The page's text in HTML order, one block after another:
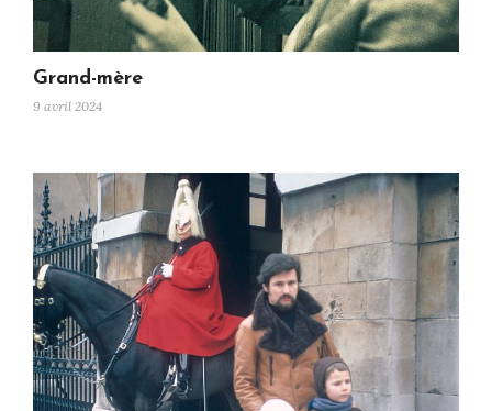
Grand-mère
9 avril 2024